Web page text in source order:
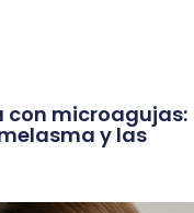
con microagujas:
y las